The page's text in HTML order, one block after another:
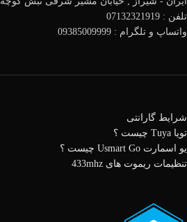
تلفن : 07132321919
واتساپ و تلگرام : 09385009999
شرایط گارانتی
تویا Tuya چیست ؟
یو اسمارت Usmart Go چیست ؟
تنظیمات ریموت های 433mhz